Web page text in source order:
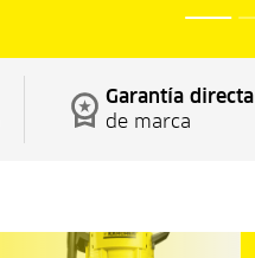
Garantía directa
de marca